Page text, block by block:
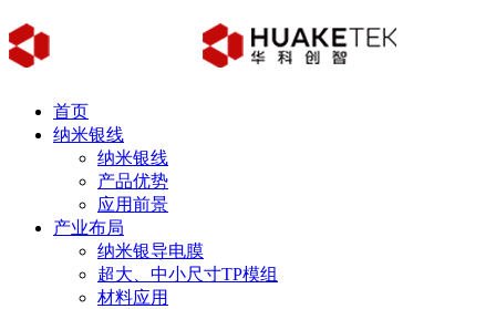
首页
纳米银线
纳米银线
产品优势
应用前景
产业布局
纳米银导电膜
超大、中小尺寸TP模组
材料应用